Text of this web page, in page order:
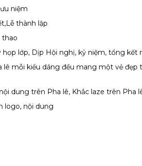
niệm
thành lập
thao
lớp, Dịp Hội nghị, kỷ niệm, tổng kết
lê mỗi kiểu dáng đều mang một vẻ đẹp
dung trên Pha lê, Khắc laze trên Pha
logo, nội dung